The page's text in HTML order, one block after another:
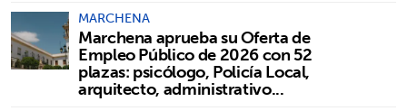
MARCHENA
Marchena aprueba su Oferta de
Empleo Público de 2026 con 52
plazas: psicólogo, Policía Local,
arquitecto, administrativo...